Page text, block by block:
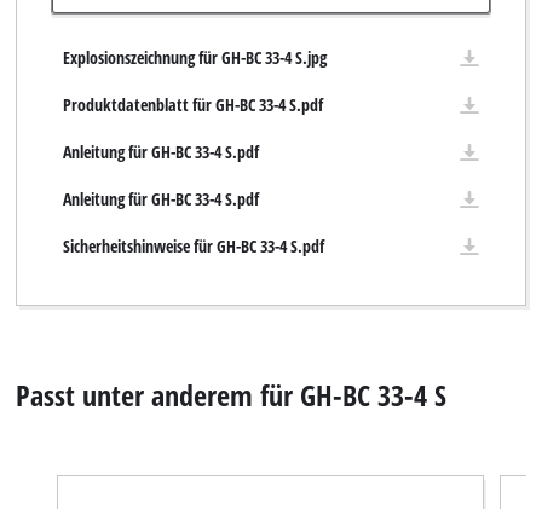
Explosionszeichnung für GH-BC 33-4 S.jpg
Produktdatenblatt für GH-BC 33-4 S.pdf
Anleitung für GH-BC 33-4 S.pdf
Anleitung für GH-BC 33-4 S.pdf
Sicherheitshinweise für GH-BC 33-4 S.pdf
Passt unter anderem für GH-BC 33-4 S